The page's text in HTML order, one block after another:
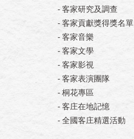
- 客家研究及調查
- 客家貢獻獎得獎名單
- 客家音樂
- 客家文學
- 客家影視
- 客家表演團隊
- 桐花專區
- 客庄在地記憶
- 全國客庄精選活動